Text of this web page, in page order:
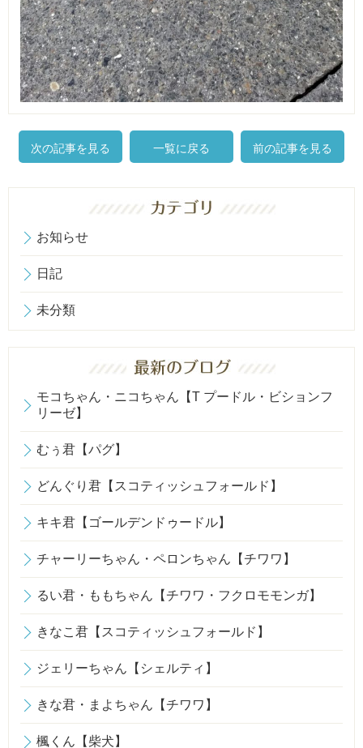
次の記事を見る 一覧に戻る 前の記事を見る
お知らせ
日記
未分類
モコちゃん・ニコちゃん【T プードル・ビションフ
リーゼ】
むぅ君【パグ】
どんぐり君【スコティッシュフォールド】
キキ君【ゴールデンドゥードル】
チャーリーちゃん・ペロンちゃん【チワワ】
るい君・ももちゃん【チワワ・フクロモモンガ】
きなこ君【スコティッシュフォールド】
ジェリーちゃん【シェルティ】
きな君・まよちゃん【チワワ】
楓くん【柴犬】